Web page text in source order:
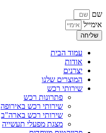
שם
אימייל
שליחה
עמוד הבית
אודות
יצרנים
המוצרים שלנו
שירותי רכש
פתרונות רכש
שירותי רכש באירופה
שירותי רכש בארה"ב
מצגת מפעלי תעשייה